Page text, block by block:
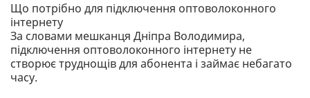
Що потрібно для підключення оптоволоконного
інтернету
За словами мешканця Дніпра Володимира,
підключення оптоволоконного інтернету не
створює труднощів для абонента і займає небагато
часу.